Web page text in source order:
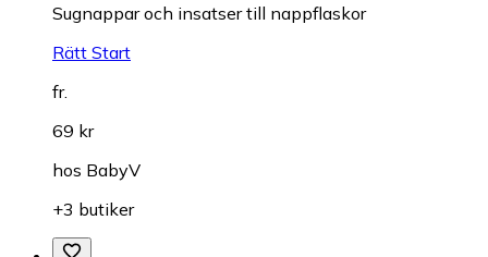
Sugnappar och insatser till nappflaskor
Rätt Start
fr.
69 kr
hos BabyV
+3 butiker